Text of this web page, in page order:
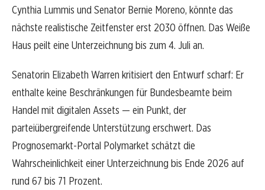
Cynthia Lummis und Senator Bernie Moreno, könnte das
nächste realistische Zeitfenster erst 2030 öffnen. Das Weiße
Haus peilt eine Unterzeichnung bis zum 4. Juli an.
Senatorin Elizabeth Warren kritisiert den Entwurf scharf: Er
enthalte keine Beschränkungen für Bundesbeamte beim
Handel mit digitalen Assets — ein Punkt, der
parteiübergreifende Unterstützung erschwert. Das
Prognosemarkt-Portal Polymarket schätzt die
Wahrscheinlichkeit einer Unterzeichnung bis Ende 2026 auf
rund 67 bis 71 Prozent.